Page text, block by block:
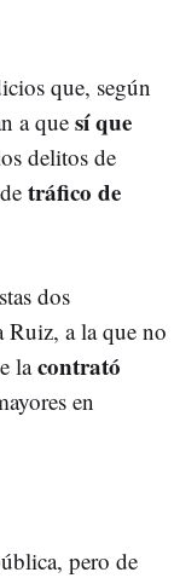
que, según
a que sí que
delitos de
tráfico de
dos
Ruiz, a la que no
lacontrató
en
pero de